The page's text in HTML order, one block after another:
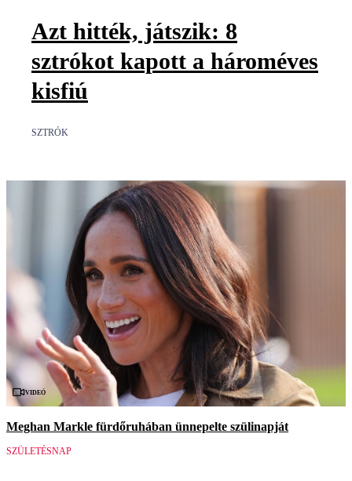
Azt hitték, játszik: 8
sztrókot kapott a hároméves
kisfiú
SZTRÓK
Videó
Meghan Markle fürdőruhában ünnepelte szülinapját
SZÜLETÉSNAP